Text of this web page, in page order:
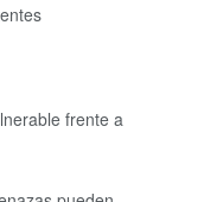
frente a